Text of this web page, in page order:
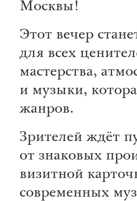
Москвы!
Этот вечер
для всех
мастерства,
и музыки,
жанров.
Зрителей ждёт
от знаковых
визитной
современных